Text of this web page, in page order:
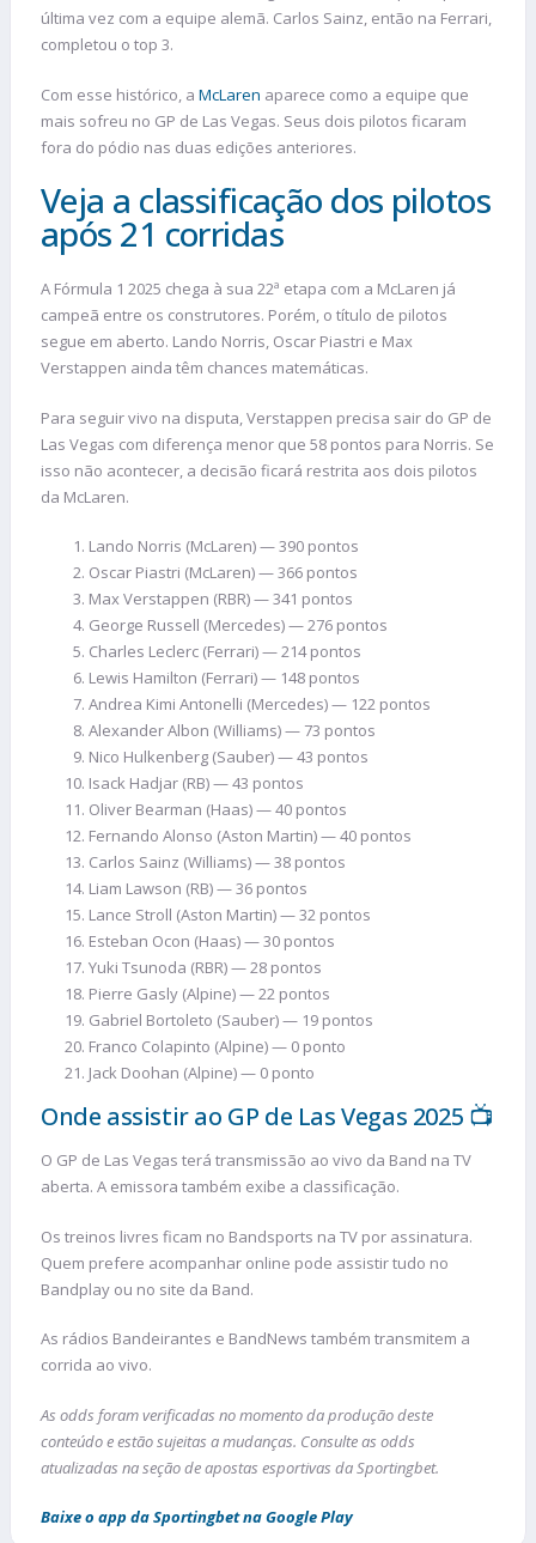
última vez com a equipe alemã. Carlos Sainz, então na Ferrari,
completou o top 3.
Com esse histórico, a McLaren aparece como a equipe que
mais sofreu no GP de Las Vegas. Seus dois pilotos ficaram
fora do pódio nas duas edições anteriores.
Veja a classificação dos pilotos
após 21 corridas
A Fórmula 1 2025 chega à sua 22ª etapa com a McLaren já
campeã entre os construtores. Porém, o título de pilotos
segue em aberto. Lando Norris, Oscar Piastri e Max
Verstappen ainda têm chances matemáticas.
Para seguir vivo na disputa, Verstappen precisa sair do GP de
Las Vegas com diferença menor que 58 pontos para Norris. Se
isso não acontecer, a decisão ficará restrita aos dois pilotos
da McLaren.
Lando Norris (McLaren) — 390 pontos
Oscar Piastri (McLaren) — 366 pontos
Max Verstappen (RBR) — 341 pontos
George Russell (Mercedes) — 276 pontos
Charles Leclerc (Ferrari) — 214 pontos
Lewis Hamilton (Ferrari) — 148 pontos
Andrea Kimi Antonelli (Mercedes) — 122 pontos
Alexander Albon (Williams) — 73 pontos
Nico Hulkenberg (Sauber) — 43 pontos
Isack Hadjar (RB) — 43 pontos
Oliver Bearman (Haas) — 40 pontos
Fernando Alonso (Aston Martin) — 40 pontos
Carlos Sainz (Williams) — 38 pontos
Liam Lawson (RB) — 36 pontos
Lance Stroll (Aston Martin) — 32 pontos
Esteban Ocon (Haas) — 30 pontos
Yuki Tsunoda (RBR) — 28 pontos
Pierre Gasly (Alpine) — 22 pontos
Gabriel Bortoleto (Sauber) — 19 pontos
Franco Colapinto (Alpine) — 0 ponto
Jack Doohan (Alpine) — 0 ponto
Onde assistir ao GP de Las Vegas 2025 📺
O GP de Las Vegas terá transmissão ao vivo da Band na TV
aberta. A emissora também exibe a classificação.
Os treinos livres ficam no Bandsports na TV por assinatura.
Quem prefere acompanhar online pode assistir tudo no
Bandplay ou no site da Band.
As rádios Bandeirantes e BandNews também transmitem a
corrida ao vivo.
As odds foram verificadas no momento da produção deste
conteúdo e estão sujeitas a mudanças. Consulte as odds
atualizadas na seção de apostas esportivas da Sportingbet.
Baixe o app da Sportingbet na Google Play